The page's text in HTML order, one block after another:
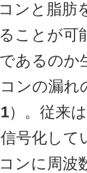
ンと脂
ことが
あるのか
ンの漏れ
）。従来
号化して
ンに周波